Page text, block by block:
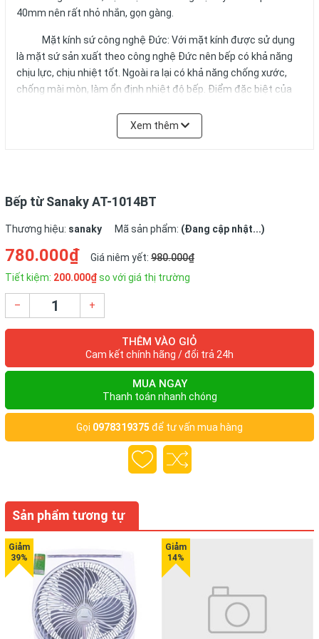
40mm nên rất nhỏ nhắn, gọn gàng.
Mặt kính sứ công nghệ Đức: Với mặt kính được sử dụng
là mặt sứ sản xuất theo công nghệ Đức nên bếp có khả năng
chịu lực, chịu nhiệt tốt. Ngoài ra lại có khả năng chống xước,
chống mài mòn, làm ổn định nhiệt độ bếp. Điểm đặc biệt của
cảm ứng của bếp rất nhậy, chỉ cần lướt nhẹ là chị em có thể
suất rất tiện dụng chị em có thể điều chỉnh cho phù hợp với
từng giai đoạn nấu ăn.
Đặc điểm nổi bật của bếp từ Sanaky AT-1014BT
- Màn led hiển thị nhiệt độ: Bếp điện từ được trang bị màn led
hiện đại nhằm hiển thị nhiệt độ để người sử dụng biết nhiệt độ
hiện tại và điều chỉnh nhiệt độ phù hợp với việc nấu ăn. Màn led
được bố trí ngay trên mặt bếp nên rất dễ quan sát trong quá
- Đa chức năng nấu nướng: Với
chị em có thể sử dụng hàng ngày để chế biến các món ăn như
gia đình.
- Tiết kiệm điện năng tiêu thụ: Bếp hoạt động theo nguyên lý
hoạt động của dòng điện Fuco. Trong quá trình nấu bếp làm
Xem thêm
Bếp từ Sanaky AT-1014BT
Thương hiệu: sanaky Mã sản phẩm: (Đang cập nhật...)
780.000₫ Giá niêm yết: 980.000₫
Tiết kiệm: 200.000₫so với giá thị trường
– +
THÊM VÀO GIỎ
Cam kết chính hãng / đổi trả 24h
MUA NGAY
Thanh toán nhanh chóng
Gọi 0978319375 để tư vấn mua hàng
Sản phẩm tương tự